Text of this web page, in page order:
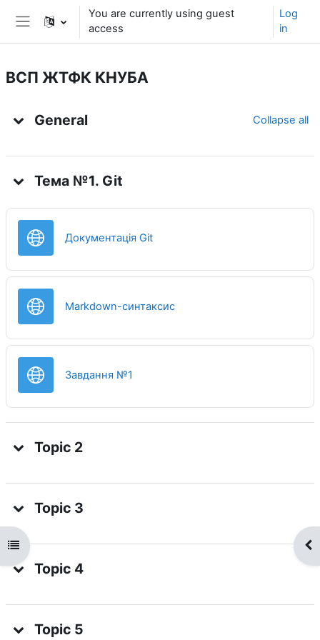
Skip to main content
Side panel
You are currently using guest
access
Log
in
Open course index
ВСП ЖТФК КНУБА
General Collapse all
Тема №1. Git
Документація GitURL
Markdown-синтаксисURL
Завдання №1
Topic 2
Topic 3
Topic 4
Topic 5